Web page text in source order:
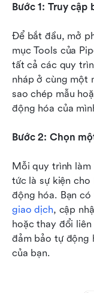
Bước 1: Truy cập
Để bắt đầu, mở
mục Tools của
tất cả các quy
nháp ở cùng một
sao chép mẫu
động hóa của
Bước 2: Chọn
Mỗi quy trình
tức là sự kiện cho
động hóa. Bạn
giao dịch, cập
hoặc thay đổi
đảm bảo tự động
của bạn.